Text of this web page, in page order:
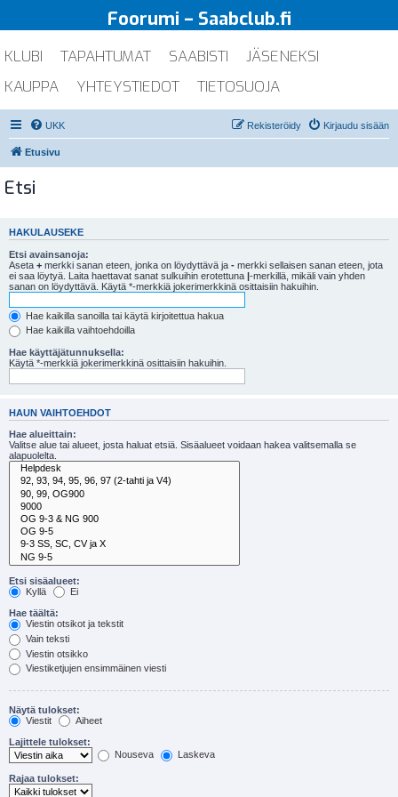
Foorumi – Saabclub.fi
KLUBI TAPAHTUMAT SAABISTI
JÄSENEKSI
KAUPPA
YHTEYSTIEDOT TIETOSUOJA
UKK Kirjaudu sisään
Rekisteröidy
Etusivu
Etsi
HAKULAUSEKE
Etsi avainsanoja:
Aseta + merkki sanan eteen, jonka on löydyttävä ja - merkki sellaisen sanan eteen, jota
ei saa löytyä. Laita haettavat sanat sulkuihin erotettuna |-merkillä, mikäli vain yhden
sanan on löydyttävä. Käytä *-merkkiä jokerimerkkinä osittaisiin hakuihin.
Hae kaikilla sanoilla tai käytä kirjoitettua hakua
Hae kaikilla vaihtoehdoilla
Hae käyttäjätunnuksella:
Käytä *-merkkiä jokerimerkkinä osittaisiin hakuihin.
HAUN VAIHTOEHDOT
Hae alueittain:
Valitse alue tai alueet, josta haluat etsiä. Sisäalueet voidaan hakea valitsemalla se
alapuolelta.
Etsi sisäalueet:
Kyllä
Ei
Hae täältä:
Viestin otsikot ja tekstit
Vain teksti
Viestin otsikko
Viestiketjujen ensimmäinen viesti
Näytä tulokset:
Viestit
Aiheet
Lajittele tulokset:
Nouseva
Laskeva
Rajaa tulokset: